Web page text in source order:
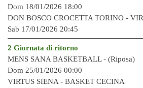
Dom 18/01/2026 18:00
DON BOSCO CROCETTA TORINO -
Sab 17/01/2026 20:45
2 Giornata di ritorno
MENS SANA BASKETBALL - (Riposa)
Dom 25/01/2026 00:00
VIRTUS SIENA - BASKET CECINA